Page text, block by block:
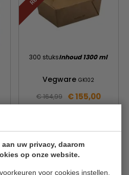
uw privacy, daarom
op onze website.
voor cookies instellen.
300 stuksInhoud 1300 ml
VegwareGK102
€ 164,99 € 155,00